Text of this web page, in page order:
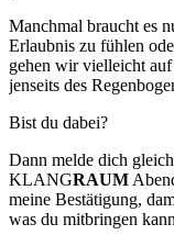
Manchmal braucht es
Erlaubnis zu fühlen
gehen wir vielleicht
jenseits des
Bist du dabei?
Dann melde dich
KLANGRAUM
meine Bestätigung,
was du mitbringen